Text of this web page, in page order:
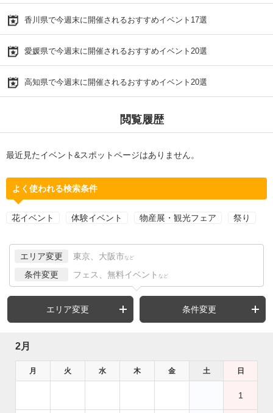
香川県で今週末に開催されるおすすめイベント17選
愛媛県で今週末に開催されるおすすめイベント20選
高知県で今週末に開催されるおすすめイベント20選
閲覧履歴
最近見たイベント&スポットページはありません。
よく使われる検索条件
花イベント 体験イベント 物産展・観光フェア 祭り
エリア変更 東京、大阪市 など
条件変更 フェス、無料イベント など
エリア変更 条件変更
2月
月 火 水 木 金 土 日
1